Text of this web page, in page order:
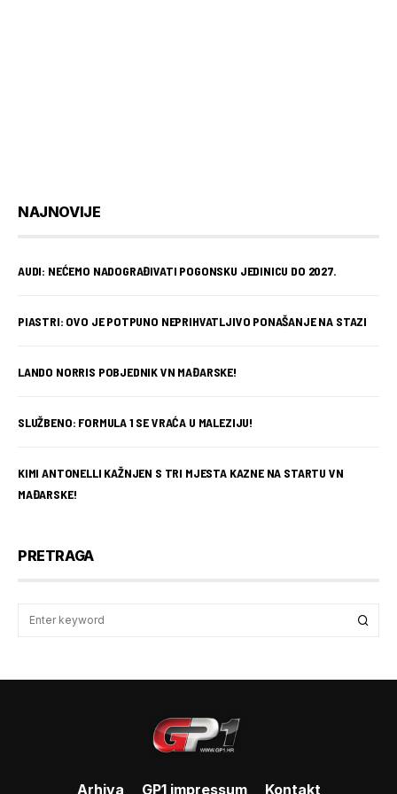
NAJNOVIJE
AUDI: NEĆEMO NADOGRAĐIVATI POGONSKU JEDINICU DO 2027.
PIASTRI: OVO JE POTPUNO NEPRIHVATLJIVO PONAŠANJE NA STAZI
LANDO NORRIS POBJEDNIK VN MAĐARSKE!
SLUŽBENO: FORMULA 1 SE VRAĆA U MALEZIJU!
KIMI ANTONELLI KAŽNJEN S TRI MJESTA KAZNE NA STARTU VN
MAĐARSKE!
PRETRAGA
Arhiva GP1 impressum Kontakt